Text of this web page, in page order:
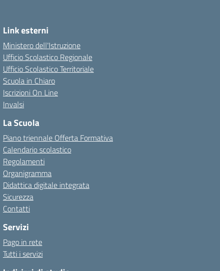
Link esterni
Ministero dell'Istruzione
Ufficio Scolastico Regionale
Ufficio Scolastico Territoriale
Scuola in Chiaro
Iscrizioni On Line
Invalsi
La Scuola
Piano triennale Offerta Formativa
Calendario scolastico
Regolamenti
Organigramma
Didattica digitale integrata
Sicurezza
Contatti
Servizi
Pago in rete
Tutti i servizi